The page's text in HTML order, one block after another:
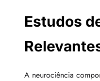
Estudos
A neurociência